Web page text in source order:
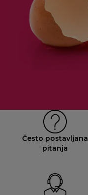
Često postavljana
pitanja